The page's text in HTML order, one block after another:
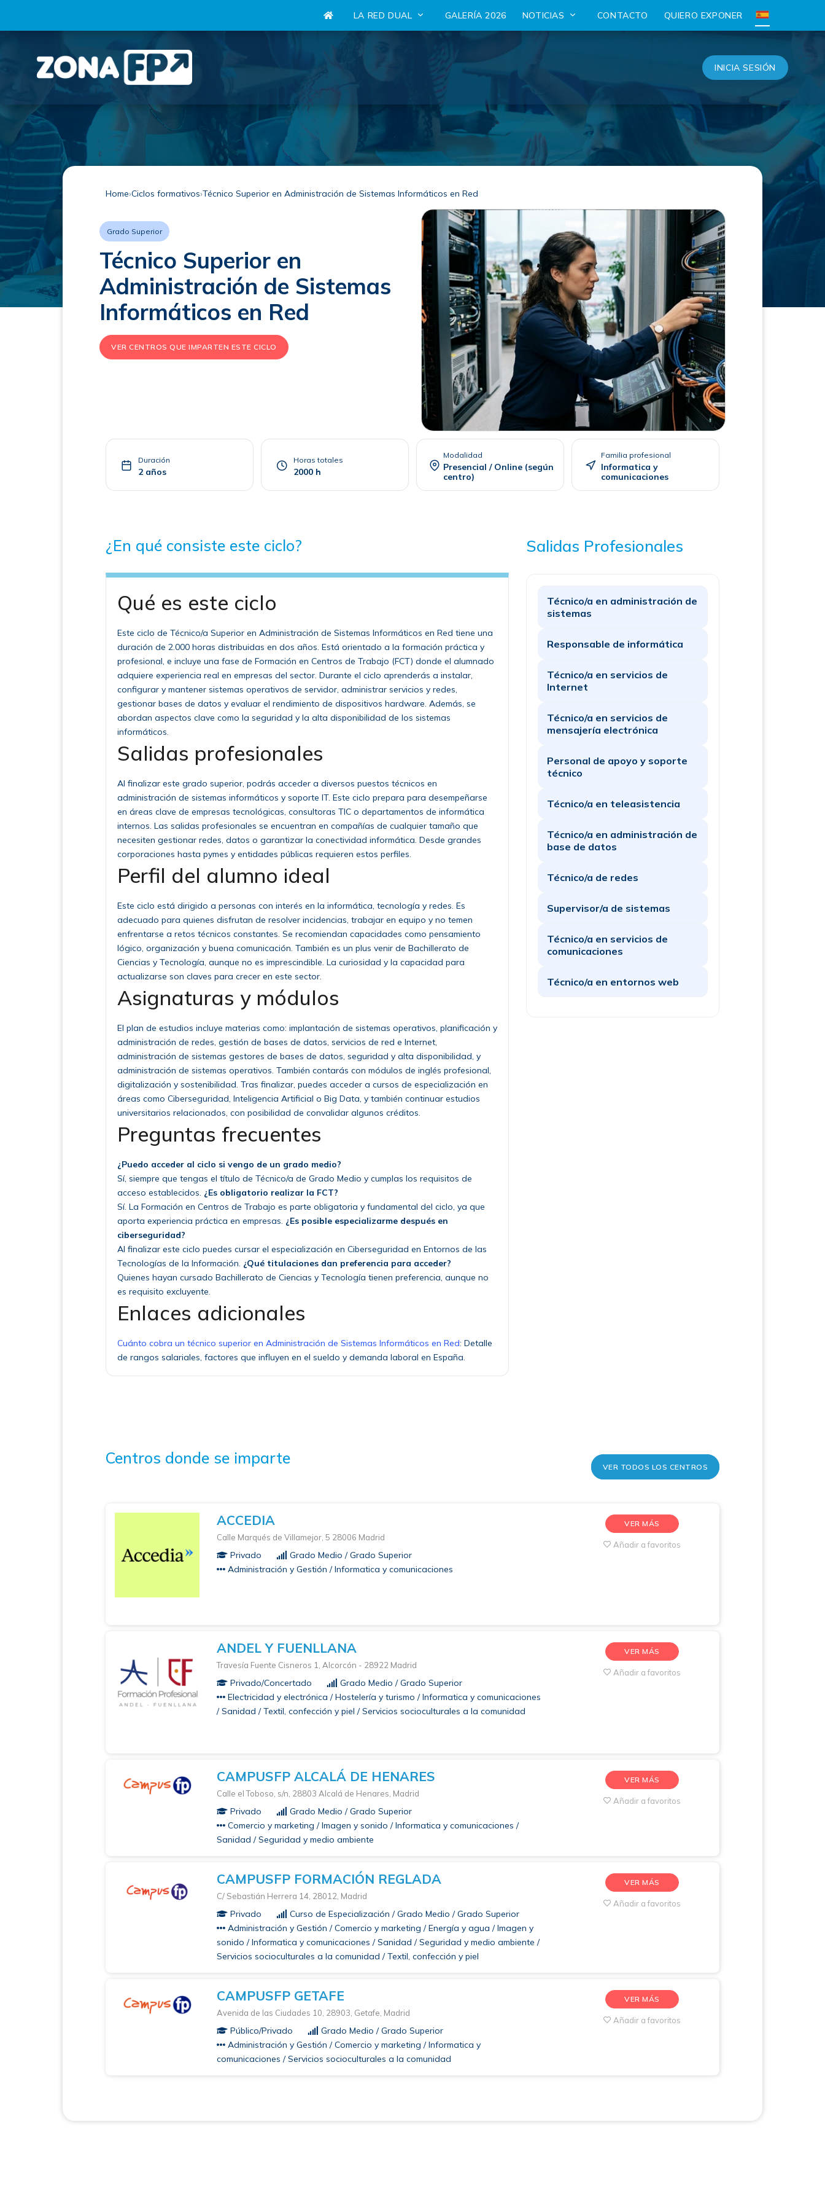
LA RED DUAL GALERÍA 2026 NOTICIAS CONTACTO QUIERO EXPONER
INICIA SESIÓN
Home Ciclos formativos Técnico Superior en Administración de Sistemas Informáticos en Red
Grado Superior
Técnico Superior en
Administración de Sistemas
Informáticos en Red
VER CENTROS QUE IMPARTEN ESTE CICLO
Duración
2 años
Horas totales
2000 h
Modalidad
Presencial / Online (según
centro)
Familia profesional
Informatica y
comunicaciones
¿En qué consiste este ciclo?
Qué es este ciclo
Este ciclo de Técnico/a Superior en Administración de Sistemas Informáticos en Red tiene una
duración de 2.000 horas distribuidas en dos años. Está orientado a la formación práctica y
profesional, e incluye una fase de Formación en Centros de Trabajo (FCT) donde el alumnado
adquiere experiencia real en empresas del sector. Durante el ciclo aprenderás a instalar,
configurar y mantener sistemas operativos de servidor, administrar servicios y redes,
gestionar bases de datos y evaluar el rendimiento de dispositivos hardware. Además, se
abordan aspectos clave como la seguridad y la alta disponibilidad de los sistemas
informáticos.
Salidas profesionales
Al finalizar este grado superior, podrás acceder a diversos puestos técnicos en
administración de sistemas informáticos y soporte IT. Este ciclo prepara para desempeñarse
en áreas clave de empresas tecnológicas, consultoras TIC o departamentos de informática
internos. Las salidas profesionales se encuentran en compañías de cualquier tamaño que
necesiten gestionar redes, datos o garantizar la conectividad informática. Desde grandes
corporaciones hasta pymes y entidades públicas requieren estos perfiles.
Perfil del alumno ideal
Este ciclo está dirigido a personas con interés en la informática, tecnología y redes. Es
adecuado para quienes disfrutan de resolver incidencias, trabajar en equipo y no temen
enfrentarse a retos técnicos constantes. Se recomiendan capacidades como pensamiento
lógico, organización y buena comunicación. También es un plus venir de Bachillerato de
Ciencias y Tecnología, aunque no es imprescindible. La curiosidad y la capacidad para
actualizarse son claves para crecer en este sector.
Asignaturas y módulos
El plan de estudios incluye materias como: implantación de sistemas operativos, planificación y
administración de redes, gestión de bases de datos, servicios de red e Internet,
administración de sistemas gestores de bases de datos, seguridad y alta disponibilidad, y
administración de sistemas operativos. También contarás con módulos de inglés profesional,
digitalización y sostenibilidad. Tras finalizar, puedes acceder a cursos de especialización en
áreas como Ciberseguridad, Inteligencia Artificial o Big Data, y también continuar estudios
universitarios relacionados, con posibilidad de convalidar algunos créditos.
Preguntas frecuentes
¿Puedo acceder al ciclo si vengo de un grado medio?
Sí, siempre que tengas el título de Técnico/a de Grado Medio y cumplas los requisitos de
acceso establecidos. ¿Es obligatorio realizar la FCT?
Sí. La Formación en Centros de Trabajo es parte obligatoria y fundamental del ciclo, ya que
aporta experiencia práctica en empresas. ¿Es posible especializarme después en
ciberseguridad?
Al finalizar este ciclo puedes cursar el especialización en Ciberseguridad en Entornos de las
Tecnologías de la Información. ¿Qué titulaciones dan preferencia para acceder?
Quienes hayan cursado Bachillerato de Ciencias y Tecnología tienen preferencia, aunque no
es requisito excluyente.
Enlaces adicionales
Cuánto cobra un técnico superior en Administración de Sistemas Informáticos en Red: Detalle
de rangos salariales, factores que influyen en el sueldo y demanda laboral en España.
Salidas Profesionales
Técnico/a en administración de
sistemas
Responsable de informática
Técnico/a en servicios de
Internet
Técnico/a en servicios de
mensajería electrónica
Personal de apoyo y soporte
técnico
Técnico/a en teleasistencia
Técnico/a en administración de
base de datos
Técnico/a de redes
Supervisor/a de sistemas
Técnico/a en servicios de
comunicaciones
Técnico/a en entornos web
Centros donde se imparte VER TODOS LOS CENTROS
ACCEDIA
Calle Marqués de Villamejor, 5 28006 Madrid
Privado
Grado Medio / Grado Superior
Administración y Gestión / Informatica y comunicaciones
VER MÁS
Añadir a favoritos
ANDEL Y FUENLLANA
Travesía Fuente Cisneros 1, Alcorcón - 28922 Madrid
Privado/Concertado
Grado Medio / Grado Superior
Electricidad y electrónica / Hostelería y turismo / Informatica y comunicaciones
/ Sanidad / Textil, confección y piel / Servicios socioculturales a la comunidad
VER MÁS
Añadir a favoritos
CAMPUSFP ALCALÁ DE HENARES
Calle el Toboso, s/n, 28803 Alcalá de Henares, Madrid
Privado
Grado Medio / Grado Superior
Comercio y marketing / Imagen y sonido / Informatica y comunicaciones /
Sanidad / Seguridad y medio ambiente
VER MÁS
Añadir a favoritos
CAMPUSFP FORMACIÓN REGLADA
C/ Sebastián Herrera 14, 28012, Madrid
Privado
Curso de Especialización / Grado Medio / Grado Superior
Administración y Gestión / Comercio y marketing / Energía y agua / Imagen y
sonido / Informatica y comunicaciones / Sanidad / Seguridad y medio ambiente /
Servicios socioculturales a la comunidad / Textil, confección y piel
VER MÁS
Añadir a favoritos
CAMPUSFP GETAFE
Avenida de las Ciudades 10, 28903, Getafe, Madrid
Público/Privado
Grado Medio / Grado Superior
Administración y Gestión / Comercio y marketing / Informatica y
comunicaciones / Servicios socioculturales a la comunidad
VER MÁS
Añadir a favoritos